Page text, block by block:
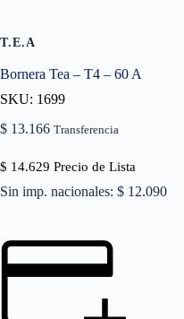
T.E.A
Bornera Tea – T4 – 60 A
SKU: 1699
$ 13.166 Transferencia
$ 14.629 Precio de Lista
Sin imp. nacionales: $ 12.090